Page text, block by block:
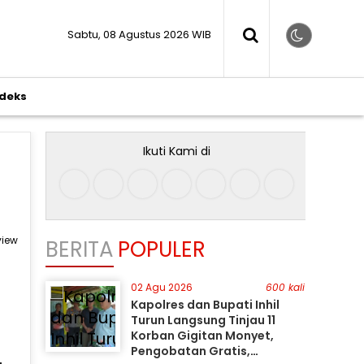
Sabtu, 08 Agustus 2026 WIB
Ikuti Kami di
BERITA POPULER
02 Agu 2026 600 kali
Kapolres dan Bupati Inhil
Turun Langsung Tinjau 11
Korban Gigitan Monyet,
Pengobatan Gratis,